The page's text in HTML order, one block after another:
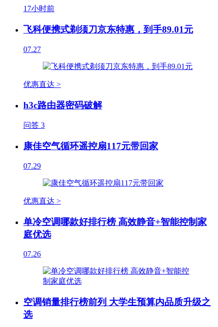
17小时前
飞科便携式剃须刀京东特惠，到手89.01元
07.27
优惠直达 >
h3c路由器密码破解
问答 3
康佳空气循环遥控扇117元带回家
07.29
优惠直达 >
单冷空调哪款好排行榜 高效静音+智能控制家
庭优选
07.26
空调销量排行榜前列 大学生预算内品质升级之
选